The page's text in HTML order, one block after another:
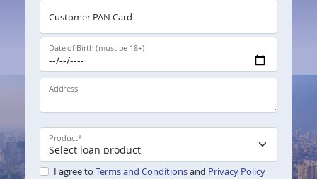
Customer PAN Card
Date of Birth (must be 18+)
Address
Product*
I agree to Terms and Conditionsand Privacy Policy